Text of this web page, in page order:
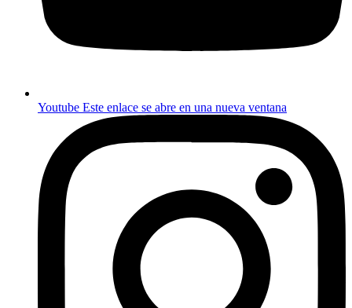
Youtube Este enlace se abre en una nueva ventana